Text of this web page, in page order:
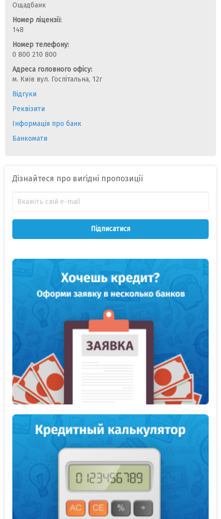
Ощадбанк
Номер ліцензії:
148
Номер телефону:
0 800 210 800
Адреса головного офісу:
м. Київ вул. Госпітальна, 12г
Відгуки
Реквізити
Інформація про банк
Банкомати
Дізнайтеся про вигідні пропозиції
Підписатися